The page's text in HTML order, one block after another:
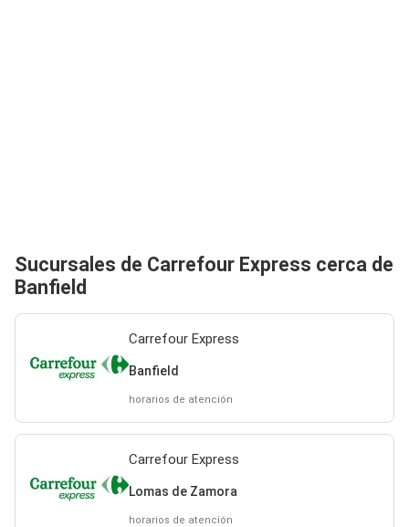
Sucursales de Carrefour Express cerca de
Banfield
Carrefour Express
Banfield
horarios de atención
Carrefour Express
Lomas de Zamora
horarios de atención